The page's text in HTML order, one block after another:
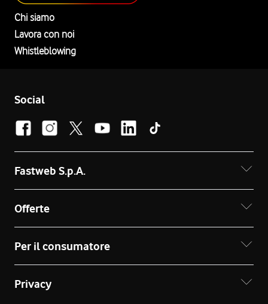
Chi siamo
Lavora con noi
Whistleblowing
Social
Fastweb S.p.A.
Offerte
Per il consumatore
Privacy